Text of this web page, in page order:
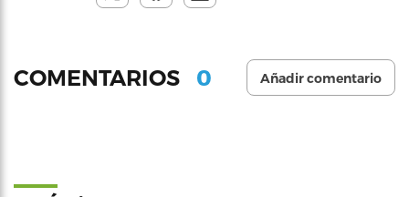
COMENTARIOS 0 Añadir comentario